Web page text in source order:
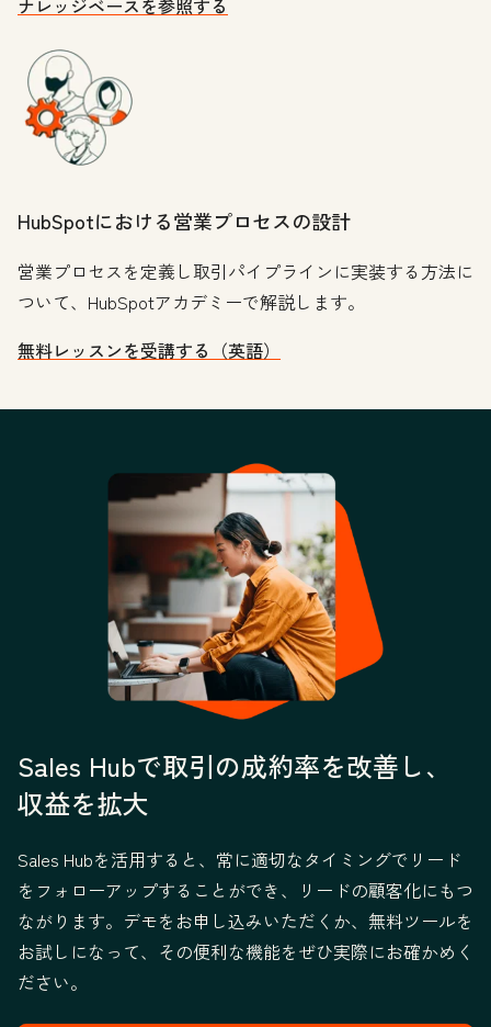
ナレッジベースを参照する
HubSpotにおける営業プロセスの設計
営業プロセスを定義し取引パイプラインに実装する方法に
ついて、HubSpotアカデミーで解説します。
無料レッスンを受講する（英語）
Sales Hubで取引の成約率を改善し、
収益を拡大
Sales Hubを活用すると、常に適切なタイミングでリード
をフォローアップすることができ、リードの顧客化にもつ
ながります。デモをお申し込みいただくか、無料ツールを
お試しになって、その便利な機能をぜひ実際にお確かめく
ださい。